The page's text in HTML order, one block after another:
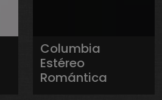
Columbia
Estéreo
Romántica